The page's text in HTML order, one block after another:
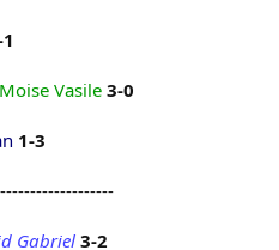
Moise Vasile 3-0
1-3
Gabriel 3-2